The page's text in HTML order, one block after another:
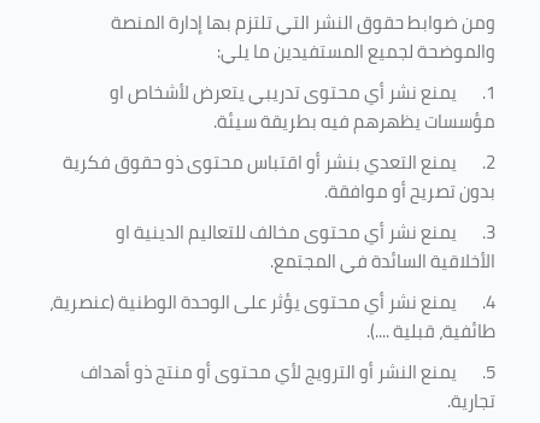
ومن ضوابط حقوق النشر التي تلتزم بها إدارة المنصة
والموضحة لجميع المستفيدين ما يلي:
1.
يمنع نشر أي محتوى تدريبي يتعرض لأشخاص او
مؤسسات يظهرهم فيه بطريقة سيئة.
2.
يمنع التعدي بنشر أو اقتباس محتوى ذو حقوق فكرية
بدون تصريح أو موافقة.
3.
يمنع نشر أي محتوى مخالف للتعاليم الدينية او
الأخلاقية السائدة في المجتمع.
4.
يمنع نشر أي محتوى يؤثر على الوحدة الوطنية (عنصرية،
طائفية، قبلية ....).
5.
يمنع النشر أو الترويج لأي محتوى أو منتج ذو أهداف
تجارية.